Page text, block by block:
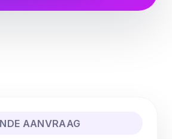
AANVRAAG